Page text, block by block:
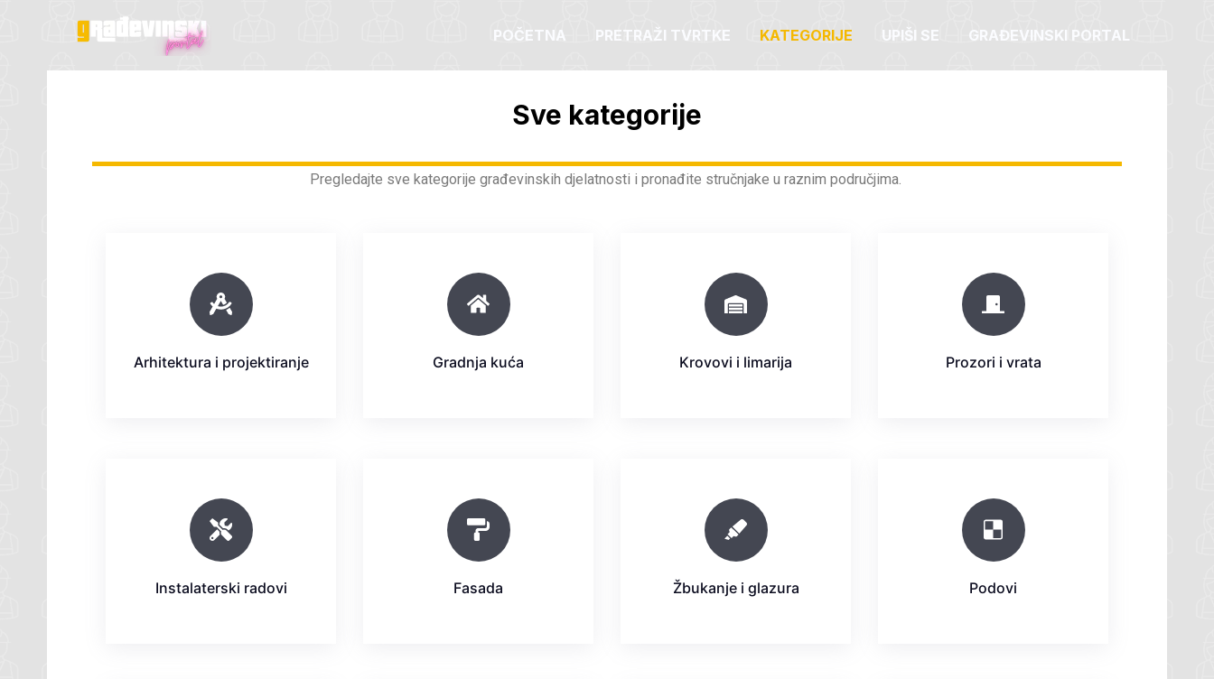
POČETNA PRETRAŽI TVRTKE KATEGORIJE UPIŠI SE GRAĐEVINSKI PORTAL
Sve kategorije
Pregledajte sve kategorije građevinskih djelatnosti i pronađite stručnjake u raznim područjima.
Arhitektura i projektiranje Gradnja kuća Krovovi i limarija Prozori i vrata
Instalaterski radovi Fasada Žbukanje i glazura Podovi